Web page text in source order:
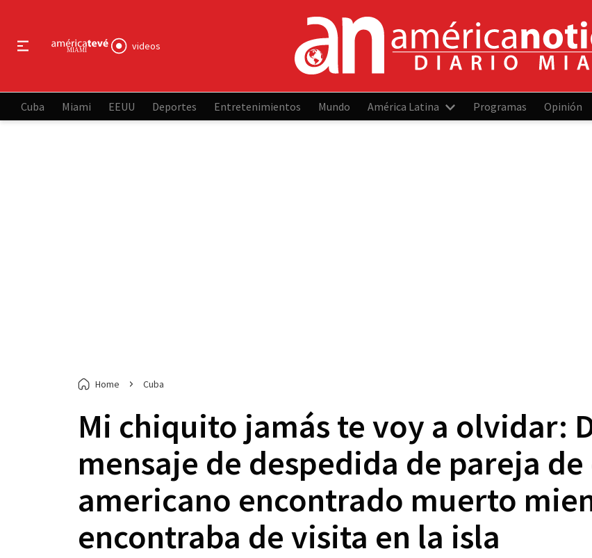
videos
Cuba Miami EEUU Deportes Entretenimientos Mundo América Latina Programas Opinión
Home Cuba
Mi chiquito jamás te voy a olvidar:
mensaje de despedida de pareja
americano encontrado muerto
encontraba de visita en la isla